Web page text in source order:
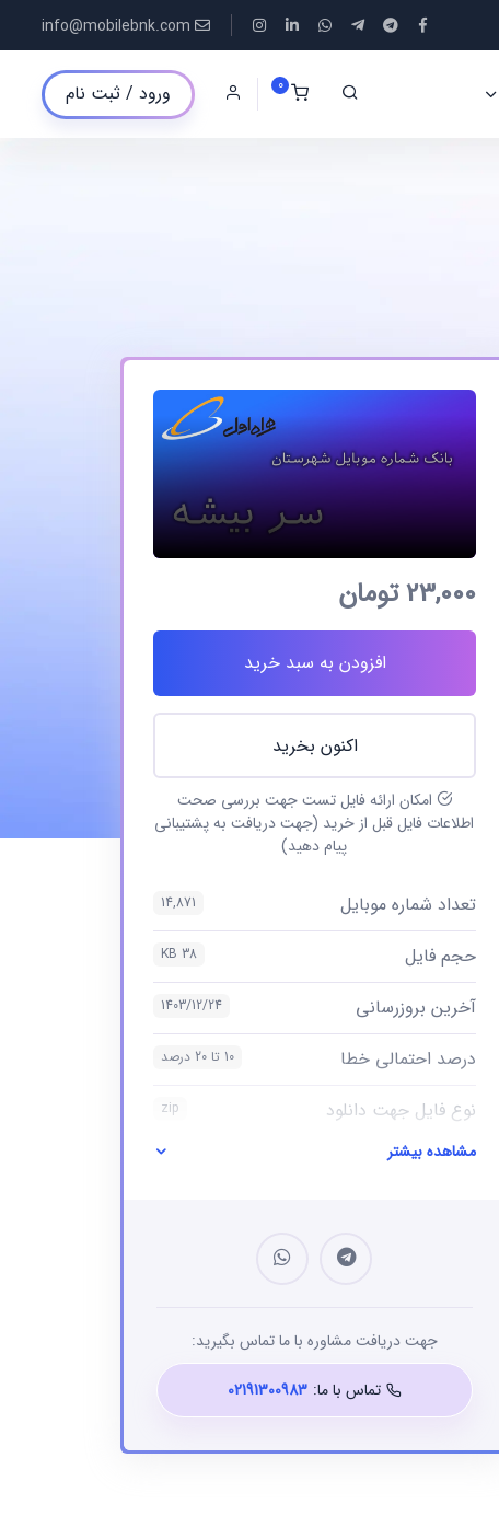
info@mobilebnk.com
0 ورود / ثبت نام
23,000تومان
افزودن به سبد خرید
اکنون بخرید
امکان ارائه فایل تست جهت بررسی صحت
اطلاعات فایل قبل از خرید (جهت دریافت به پشتیبانی
پیام دهید)
تعداد شماره موبایل 14,871
حجم فایل 38 KB
آخرین بروزرسانی 1403/12/24
درصد احتمالی خطا 10 تا 20 درصد
نوع فایل جهت دانلود zip
نوع فایل بانک شماره موبایل مشاهده بیشتر
جهت دریافت مشاوره با ما تماس بگیرید:
تماس با ما: 02191300983